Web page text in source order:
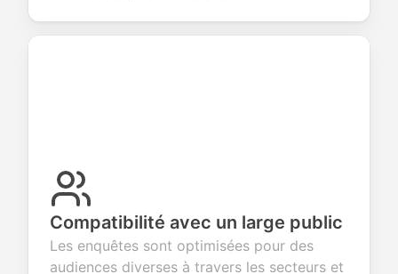
Compatibilité avec un large public
Les enquêtes sont optimisées pour des
audiences diverses à travers les secteurs et